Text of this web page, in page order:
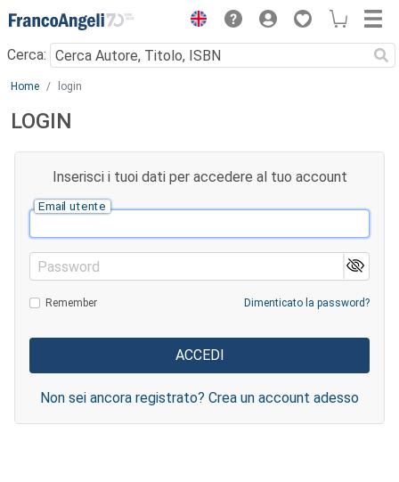
Menu
Cerca:
Main content
Home login
LOGIN
Inserisci i tuoi dati per accedere al tuo account
Email utente
Password
Remember Dimenticato la password?
Non sei ancora registrato? Crea un account adesso